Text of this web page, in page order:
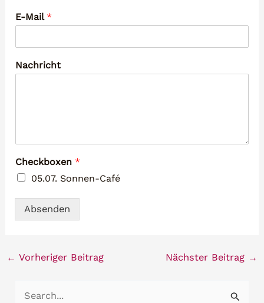
E-Mail *
Nachricht
Checkboxen *
05.07. Sonnen-Café
Absenden
← Vorheriger Beitrag Nächster Beitrag →